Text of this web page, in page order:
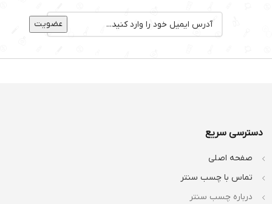
دسترسی سریع
صفحه اصلی
تماس با چسب سنتر
درباره چسب سنتر